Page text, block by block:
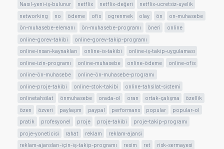
Nasıl-yeni-iş-bulunur
netflix netflix-değeri
netflix-ucretsiz-uyelik
networking
no ödeme ofis ogrenmek olay ön
on-muhasebe
ön-muhasebe-elemanı
ön-muhasebe-programı öneri
online
online-gorev-takibi
online-gorev-takip-programı
online-insan-kaynakları
online-is-takibi
online-iş-takip-uygulaması
online-izin-programı
online-muhasebe online-ödeme
online-ofis
online-ön-muhasebe
online-ön-muhasebe-programı
online-proje-takibi
online-stok-takibi
online-tahsilat-sistemi
onlinetahsilat
önmuhasebe orada-ol oran ortak-çalışma
özellik
özen
özveri paylaşım paypal performans popular
popular-ol
pratik
profesyonel proje proje-takibi
proje-takip-programı
proje-yoneticisi
rahat reklam
reklam-ajansi
reklam-ajansları-için-iş-takip-programı
resim ret
risk-sermayesi